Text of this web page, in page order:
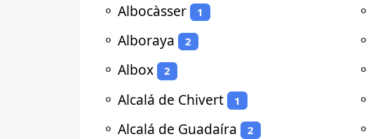
⚬ Albocàsser 1
⚬ Alboraya 2
⚬ Albox 2
⚬ Alcalá de Chivert 1
⚬ Alcalá de Guadaíra 2
⚬
⚬
⚬
⚬
⚬